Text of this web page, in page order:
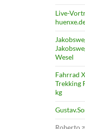
Live-
Wesel
Fahrrad
Trekking
kg
Roberto